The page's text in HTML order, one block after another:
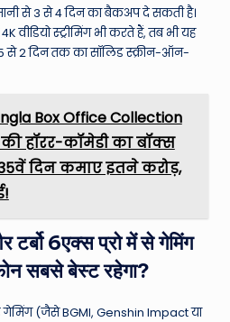
से 3 से 4 दिन का बैकअप दे सकती है।
वीडियो स्ट्रीमिंग भी करते हैं, तब भी यह
से 2 दिन तक का सॉलिड स्क्रीन-ऑन-
Box Office Collection
हॉरर-कॉमेडी का बॉक्स
दिन कमाए इतने करोड़,
टर्बो 6एक्स प्रो में से गेमिंग
सबसे बेस्ट रहेगा?
गेमिंग (जैसे BGMI, Genshin Impact या